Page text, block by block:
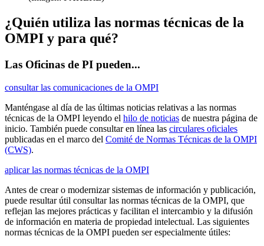
¿Quién utiliza las normas técnicas de la
OMPI y para qué?
Las Oficinas de PI pueden...
consultar las comunicaciones de la OMPI
Manténgase al día de las últimas noticias relativas a las normas
técnicas de la OMPI leyendo el hilo de noticias de nuestra página de
inicio. También puede consultar en línea las circulares oficiales
publicadas en el marco del Comité de Normas Técnicas de la OMPI
(CWS).
aplicar las normas técnicas de la OMPI
Antes de crear o modernizar sistemas de información y publicación,
puede resultar útil consultar las normas técnicas de la OMPI, que
reflejan las mejores prácticas y facilitan el intercambio y la difusión
de información en materia de propiedad intelectual. Las siguientes
normas técnicas de la OMPI pueden ser especialmente útiles: